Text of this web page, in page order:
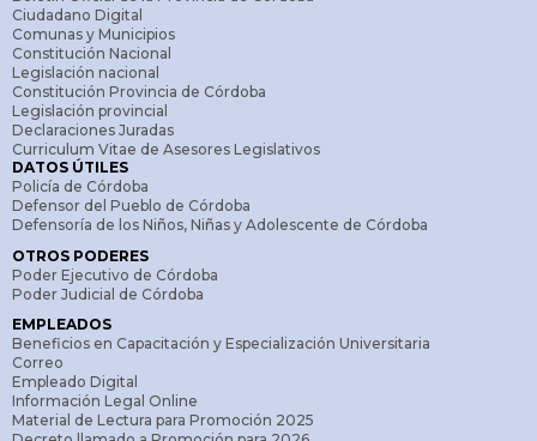
Ciudadano Digital
Comunas y Municipios
Constitución Nacional
Legislación nacional
Constitución Provincia de Córdoba
Legislación provincial
Declaraciones Juradas
Curriculum Vitae de Asesores Legislativos
DATOS ÚTILES
Policía de Córdoba
Defensor del Pueblo de Córdoba
Defensoría de los Niños, Niñas y Adolescente de Córdoba
OTROS PODERES
Poder Ejecutivo de Córdoba
Poder Judicial de Córdoba
EMPLEADOS
Beneficios en Capacitación y Especialización Universitaria
Correo
Empleado Digital
Información Legal Online
Material de Lectura para Promoción 2025